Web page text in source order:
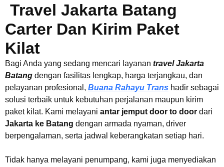
Travel Jakarta Batang
Carter Dan Kirim Paket
Kilat
Bagi Anda yang sedang mencari layanan travel Jakarta
Batang dengan fasilitas lengkap, harga terjangkau, dan
pelayanan profesional, Buana Rahayu Trans hadir sebagai
solusi terbaik untuk kebutuhan perjalanan maupun kirim
paket kilat. Kami melayani antar jemput door to door dari
Jakarta ke Batang dengan armada nyaman, driver
berpengalaman, serta jadwal keberangkatan setiap hari.
Tidak hanya melayani penumpang, kami juga menyediakan